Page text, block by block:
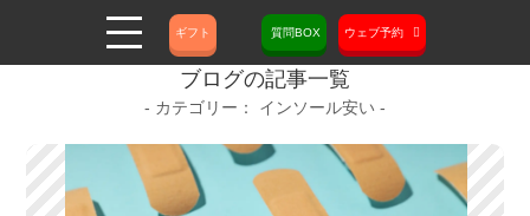
ギフト 質問BOX ウェブ予約
ブログの記事一覧
インソール安い